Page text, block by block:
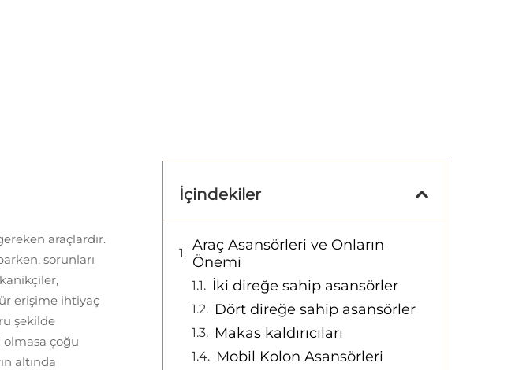
araçlardır.
sorunları
erişime ihtiyaç
şekilde
olmasa çoğu
altında
İçindekiler
Araç Asansörleri ve Onların
Önemi
İki direğe sahip asansörler
Dört direğe sahip asansörler
Makas kaldırıcıları
Mobil Kolon Asansörleri